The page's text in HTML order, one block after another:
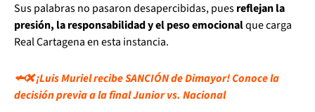
Sus palabras no pasaron desapercibidas, puesreflejan la
presión, la responsabilidad y el peso emocionalque carga
Real Cartagena en esta instancia.
🦈❌ ¡Luis Muriel recibe SANCIÓN de Dimayor! Conoce la
decisión previa a la final Junior vs. Nacional